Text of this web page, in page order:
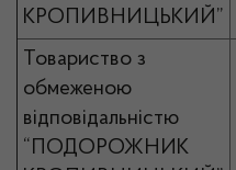
КРОПИВНИЦЬКИЙ”
Товариство з
обмеженою
відповідальністю
“ПОДОРОЖНИК